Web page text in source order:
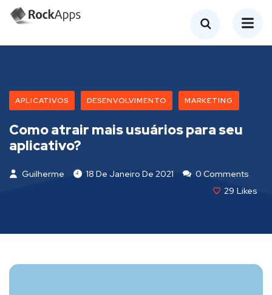
APLICATIVOS DESENVOLVIMENTO MARKETING
Como atrair mais usuários para seu
aplicativo?
Guilherme 18 De Janeiro De 2021
0 Comments
29 Likes